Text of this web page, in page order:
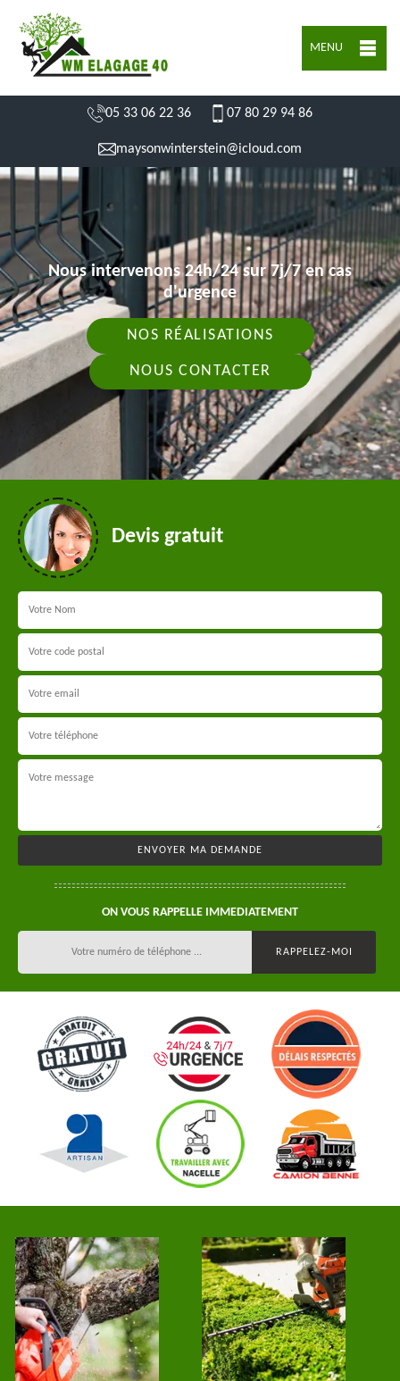
MENU
05 33 06 22 36 07 80 29 94 86
maysonwinterstein@icloud.com
Nous intervenons 24h/24 sur 7j/7 en cas
d'urgence
NOS RÉALISATIONS
NOUS CONTACTER
Devis gratuit
ON VOUS RAPPELLE IMMEDIATEMENT